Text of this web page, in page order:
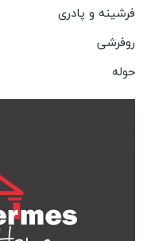
فرشینه و پادری
روفرشی
حوله